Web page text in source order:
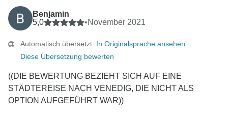
Benjamin
5,0
•November 2021
Automatisch übersetzt. In Originalsprache ansehen
Diese Übersetzung bewerten
((DIE BEWERTUNG BEZIEHT SICH AUF EINE
STÄDTEREISE NACH VENEDIG, DIE NICHT ALS
OPTION AUFGEFÜHRT WAR))